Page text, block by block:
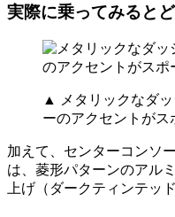
実際に乗ってみると
▲ メタリックなダ
ーのアクセントがス
加えて、センターコンソ
は、菱形パターンのアル
上げ（ダークティンテッ